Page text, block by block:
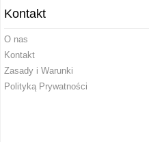
Kontakt
O nas
Kontakt
Zasady i Warunki
Polityką Prywatności